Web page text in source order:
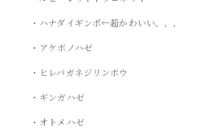
・ハナダイギンポ←超かわいい、、、
・アケボノハゼ
・ヒレバガネジリンボウ
・ギンガハゼ
・オトメハゼ